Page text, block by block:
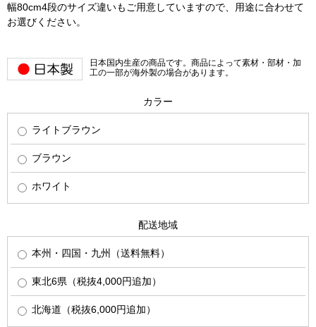
幅80cm4段のサイズ違いもご用意していますので、用途に合わせて
お選びください。
日本国内生産の商品です。商品によって素材・部材・加
工の一部が海外製の場合があります。
カラー
ライトブラウン
ブラウン
ホワイト
配送地域
本州・四国・九州（送料無料）
東北6県（税抜4,000円追加）
北海道（税抜6,000円追加）